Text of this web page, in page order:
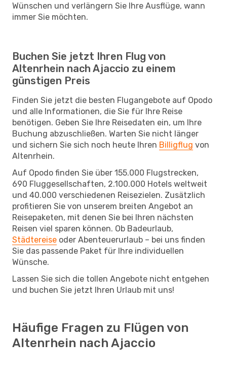
Wünschen und verlängern Sie Ihre Ausflüge, wann
immer Sie möchten.
Buchen Sie jetzt Ihren Flug von
Altenrhein nach Ajaccio zu einem
günstigen Preis
Finden Sie jetzt die besten Flugangebote auf Opodo
und alle Informationen, die Sie für Ihre Reise
benötigen. Geben Sie Ihre Reisedaten ein, um Ihre
Buchung abzuschließen. Warten Sie nicht länger
und sichern Sie sich noch heute Ihren Billigflug von
Altenrhein.
Auf Opodo finden Sie über 155.000 Flugstrecken,
690 Fluggesellschaften, 2.100.000 Hotels weltweit
und 40.000 verschiedenen Reisezielen. Zusätzlich
profitieren Sie von unserem breiten Angebot an
Reisepaketen, mit denen Sie bei Ihren nächsten
Reisen viel sparen können. Ob Badeurlaub,
Städtereise oder Abenteuerurlaub – bei uns finden
Sie das passende Paket für Ihre individuellen
Wünsche.
Lassen Sie sich die tollen Angebote nicht entgehen
und buchen Sie jetzt Ihren Urlaub mit uns!
Häufige Fragen zu Flügen von
Altenrhein nach Ajaccio